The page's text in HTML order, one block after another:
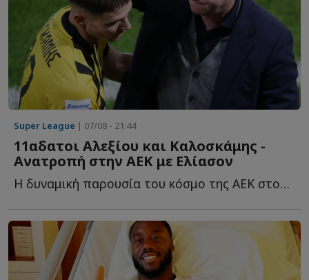
Super League | 07/08 - 21:44
11αδατοι Αλεξίου και Καλοσκάμης -
Ανατροπή στην ΑΕΚ με Ελίασον
Η δυναμική παρουσία του κόσμο της ΑΕΚ στον τελικό του Su...